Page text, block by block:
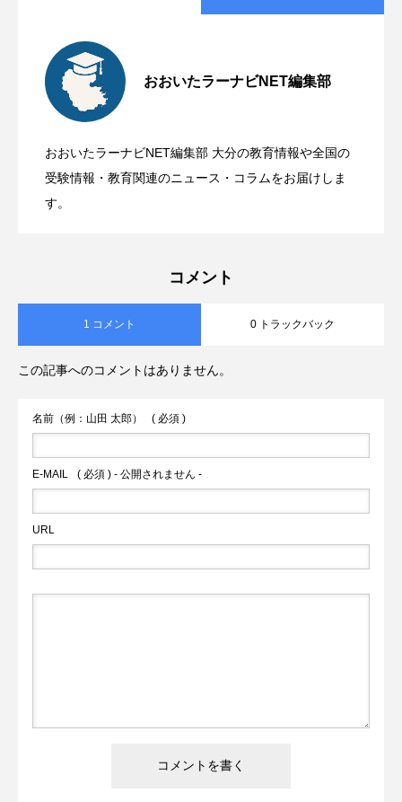
おおいたラーナビNET編集部
おおいたラーナビNET編集部 大分の教育情報や全国の
受験情報・教育関連のニュース・コラムをお届けしま
す。
2026.06.23
度を保護者向けに解説
2025.08.09
7000人 学科の名称の変更も
2025.07.15 令和7年度全国学力テスト速報：平均正答
の対策
コメント
1 コメント 0 トラックバック
この記事へのコメントはありません。
名前（例：山田 太郎） ( 必須 )
E-MAIL ( 必須 ) - 公開されません -
URL